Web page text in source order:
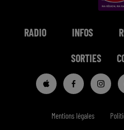
RADIO INFOS
SORTIES
Mentions légales